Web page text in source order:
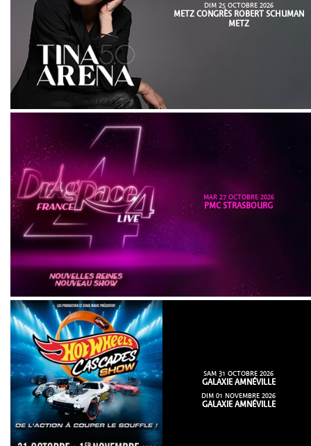
DIM 25 OCTOBRE 2026
METZ CONGRÈS ROBERT SCHUMAN
METZ
MAR 27 OCTOBRE 2026
PMC STRASBOURG
SAM 31 OCTOBRE 2026
GALAXIE AMNÉVILLE
DIM 01 NOVEMBRE 2026
GALAXIE AMNÉVILLE